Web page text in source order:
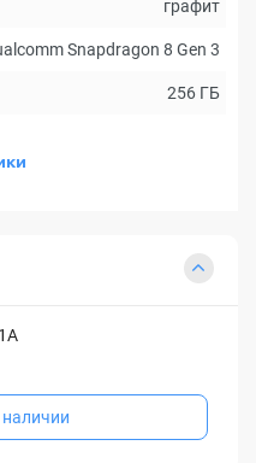
графит
Snapdragon 8 Gen 3
256 ГБ